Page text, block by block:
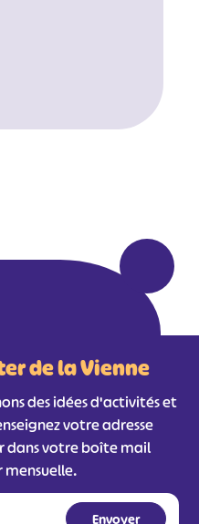
de la Vienne
des idées d'activités et
votre adresse
dans votre boîte mail
mensuelle.